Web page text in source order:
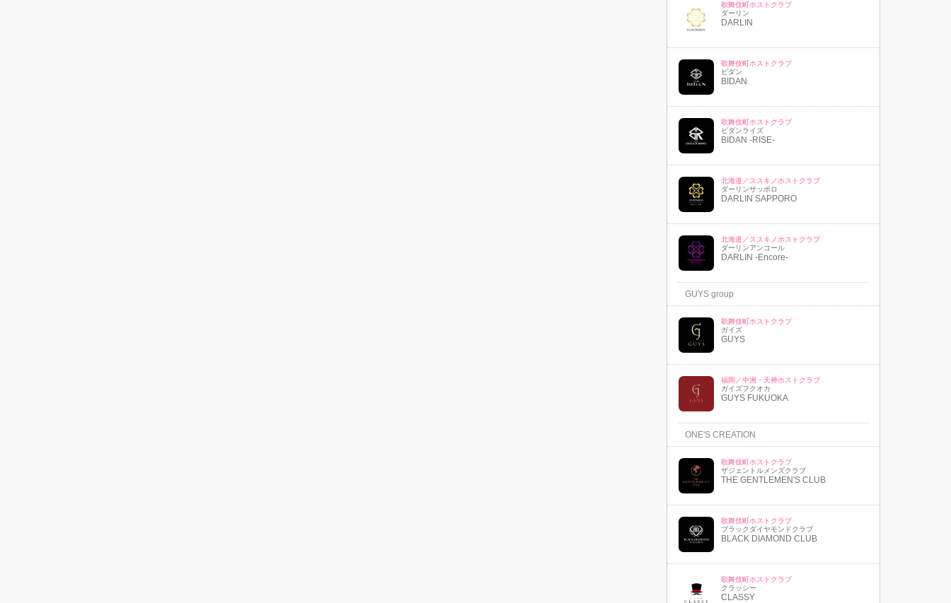
歌舞伎町ホストクラブ
ダーリン
DARLIN
歌舞伎町ホストクラブ
ビダン
BIDAN
歌舞伎町ホストクラブ
ビダンライズ
BIDAN -RISE-
北海道／ススキノホストクラブ
ダーリンサッポロ
DARLIN SAPPORO
北海道／ススキノホストクラブ
ダーリンアンコール
DARLIN -Encore-
GUYS group
歌舞伎町ホストクラブ
ガイズ
GUYS
福岡／中洲・天神ホストクラブ
ガイズフクオカ
GUYS FUKUOKA
ONE'S CREATION
歌舞伎町ホストクラブ
ザジェントルメンズクラブ
THE GENTLEMEN'S CLUB
歌舞伎町ホストクラブ
ブラックダイヤモンドクラブ
BLACK DIAMOND CLUB
歌舞伎町ホストクラブ
クラッシー
CLASSY